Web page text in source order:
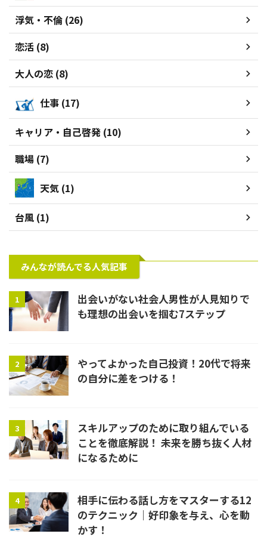
浮気・不倫 (26)
恋活 (8)
大人の恋 (8)
仕事 (17)
キャリア・自己啓発 (10)
職場 (7)
天気 (1)
台風 (1)
みんなが読んでる人気記事
1
出会いがない社会人男性が人見知りで
も理想の出会いを掴む7ステップ
2
やってよかった自己投資！20代で将来
の自分に差をつける！
3
スキルアップのために取り組んでいる
ことを徹底解説！ 未来を勝ち抜く人材
になるために
4
相手に伝わる話し方をマスターする12
のテクニック｜好印象を与え、心を動
かす！